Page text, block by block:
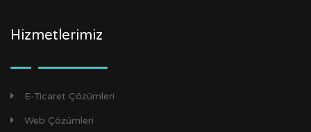
Hizmetlerimiz
E-Ticaret Çözümleri
Web Çözümleri